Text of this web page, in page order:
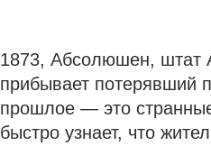
1873, Абсолюшен, штат
прибывает потерявший
прошлое — это
быстро узнает, что